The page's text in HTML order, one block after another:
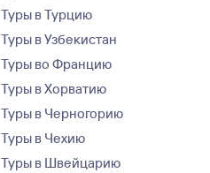
Туры в Турцию
Туры в Узбекистан
Туры во Францию
Туры в Хорватию
Туры в Черногорию
Туры в Чехию
Туры в Швейцарию